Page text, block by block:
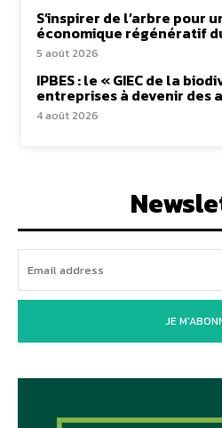
S’inspirer de l’arbre pour
économique régénératif
5 août 2026
IPBES : le « GIEC de la
entreprises à devenir des
4 août 2026
JE